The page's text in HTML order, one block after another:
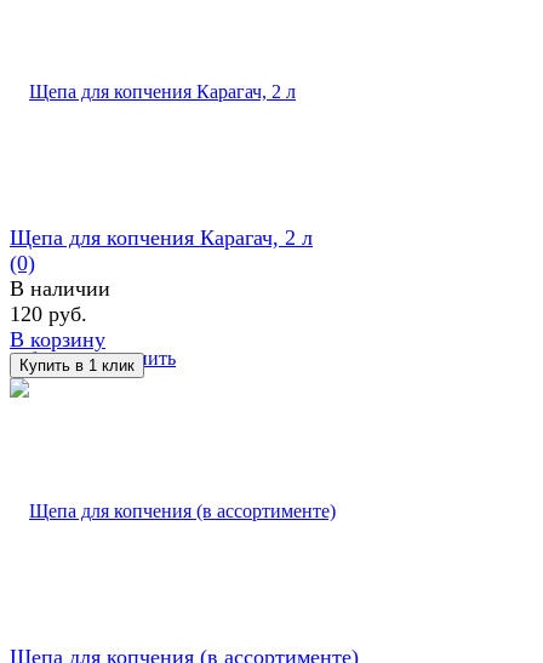
избранное сравнить
Щепа для копчения Карагач, 2 л
(0)
В наличии
120 руб.
В корзину
Щепа для копчения (в ассортименте)